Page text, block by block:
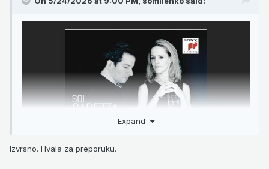
Expand
Izvrsno. Hvala za preporuku.